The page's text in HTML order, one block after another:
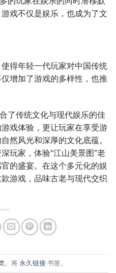
戏不仅是娱乐，也成为了文
得年轻一代玩家对中国传统
增加了游戏的多样性，也推
了传统文化与现代娱乐的佳
戏体验，更让玩家在享受游
然风光和深厚的文化底蕴。
玩家，体验“江山美景图”老
的盛宴。在这个多元化的娱
游戏，品味古老与现代交织
。将 永久链接 书签。